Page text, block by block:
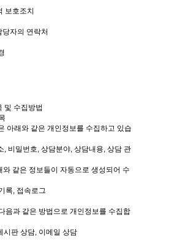
보호조치
자의 연락처
및 수집방법
아래와 같은 개인정보를 수집하고 있습
, 비밀번호, 상담분야, 상담내용, 상담 관
같은 정보들이 자동으로 생성되어 수
록, 접속로그
음과 같은 방법으로 개인정보를 수집합
시판 상담, 이메일 상담